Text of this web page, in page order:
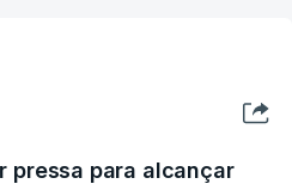
de Ormuz, que impede a
antes da guerra,
do mercado mundial.
pressa para alcançar